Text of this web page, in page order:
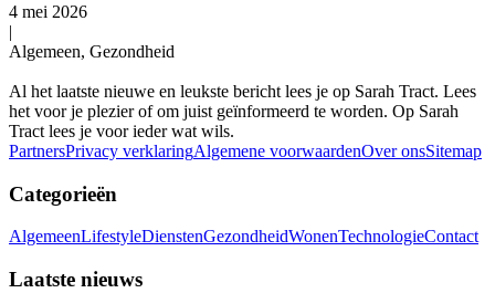
4 mei 2026
|
Algemeen, Gezondheid
Al het laatste nieuwe en leukste bericht lees je op Sarah Tract. Lees
het voor je plezier of om juist geïnformeerd te worden. Op Sarah
Tract lees je voor ieder wat wils.
PartnersPrivacy verklaringAlgemene voorwaardenOver onsSitemap
Categorieën
AlgemeenLifestyleDienstenGezondheidWonenTechnologieContact
Laatste nieuws